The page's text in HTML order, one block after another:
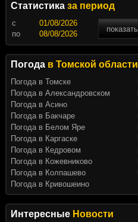
Интересные Новости
Статистика за период
c
показать
по
Погода в Томской области
Погода в Томске
Погода в Александровском
Погода в Асино
Погода в Бакчаре
Погода в Белом Яре
Погода в Каргаске
Погода в Кедровом
Погода в Кожевниково
Погода в Колпашево
Погода в Кривошеино